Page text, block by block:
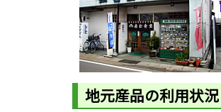
地元産品の利用状況